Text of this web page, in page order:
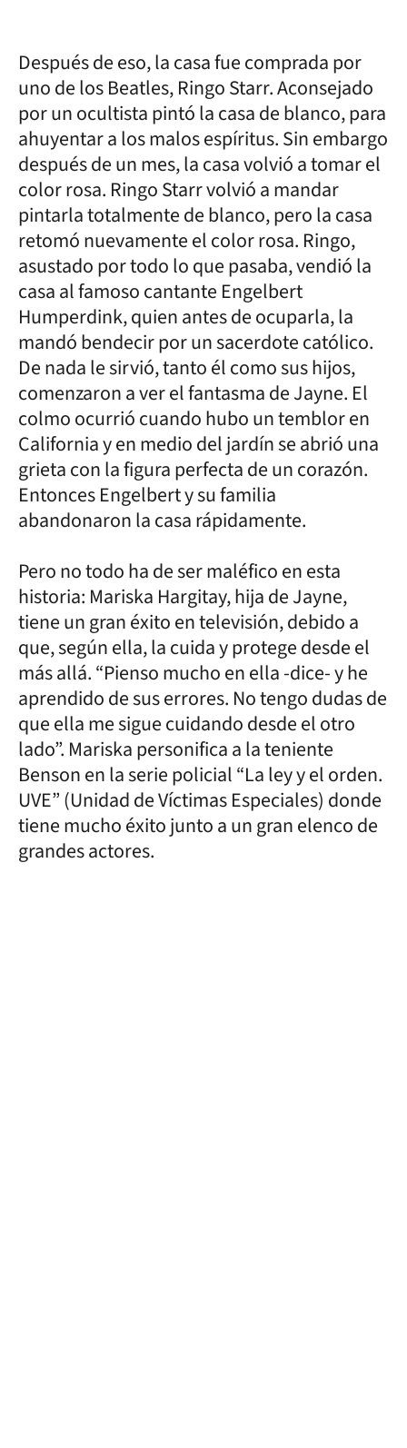
Después de eso, la casa fue comprada por
uno de los Beatles, Ringo Starr. Aconsejado
por un ocultista pintó la casa de blanco, para
ahuyentar a los malos espíritus. Sin embargo
después de un mes, la casa volvió a tomar el
color rosa. Ringo Starr volvió a mandar
pintarla totalmente de blanco, pero la casa
retomó nuevamente el color rosa. Ringo,
asustado por todo lo que pasaba, vendió la
casa al famoso cantante Engelbert
Humperdink, quien antes de ocuparla, la
mandó bendecir por un sacerdote católico.
De nada le sirvió, tanto él como sus hijos,
comenzaron a ver el fantasma de Jayne. El
colmo ocurrió cuando hubo un temblor en
California y en medio del jardín se abrió una
grieta con la figura perfecta de un corazón.
Entonces Engelbert y su familia
abandonaron la casa rápidamente.
Pero no todo ha de ser maléfico en esta
historia: Mariska Hargitay, hija de Jayne,
tiene un gran éxito en televisión, debido a
que, según ella, la cuida y protege desde el
más allá. “Pienso mucho en ella -dice- y he
aprendido de sus errores. No tengo dudas de
que ella me sigue cuidando desde el otro
lado”. Mariska personifica a la teniente
Benson en la serie policial “La ley y el orden.
UVE” (Unidad de Víctimas Especiales) donde
tiene mucho éxito junto a un gran elenco de
grandes actores.